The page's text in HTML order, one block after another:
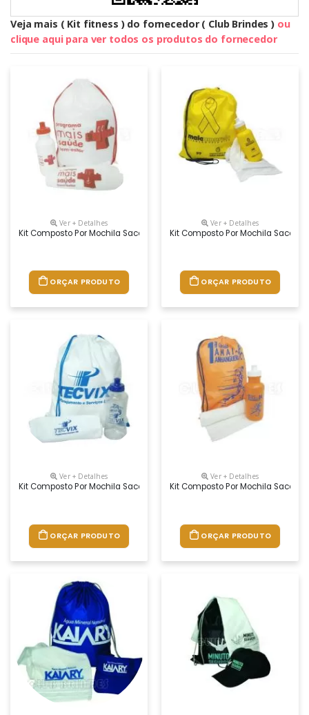
Veja mais ( Kit fitness ) do fornecedor ( Club Brindes ) ou
clique aqui para ver todos os produtos do fornecedor
Ver + Detalhes
Kit Composto Por Mochila Saco Em Nylon, Squeeze Plástico 500 Ml E
ORÇAR PRODUTO
Ver + Detalhes
Kit Composto Por Mochila Saco
ORÇAR PRODUTO
Ver + Detalhes
Kit Composto Por Mochila Saco Em Nylon, Squeeze Pet 550 Ml E
ORÇAR PRODUTO
Ver + Detalhes
Kit Composto Por Mochila Saco
ORÇAR PRODUTO